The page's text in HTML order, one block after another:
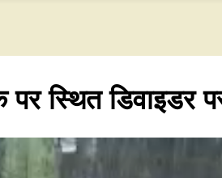
स्थित डिवाइडर